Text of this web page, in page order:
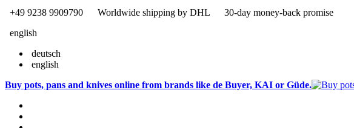
+49 9238 9909790
Worldwide shipping by DHL
30-day money-back promise
english
deutsch
english
Buy pots, pans and knives online from brands like de Buyer, KAI or Güde.